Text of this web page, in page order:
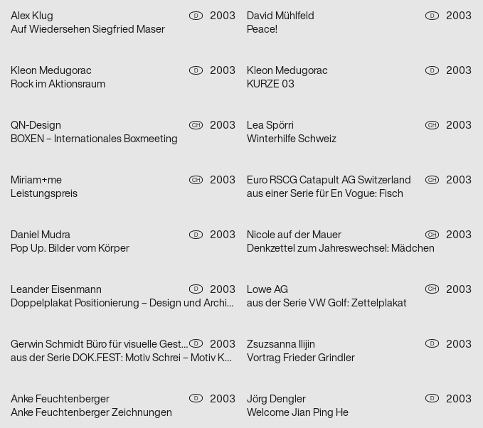
Alex Klug D
2003
Auf Wiedersehen Siegfried Maser
David Mühlfeld D
2003
Peace!
Kleon Medugorac D
2003
Rock im Aktionsraum
Kleon Medugorac D
2003
KURZE 03
QN-Design CH
2003
BOXEN – Internationales Boxmeeting
Lea Spörri CH
2003
Winterhilfe Schweiz
Miriam+me CH
2003
Leistungspreis
Euro RSCG Catapult AG Switzerland CH
2003
aus einer Serie für En Vogue: Fisch
Daniel Mudra D
2003
Pop Up. Bilder vom Körper
Nicole auf der Mauer CH
2003
Denkzettel zum Jahreswechsel: Mädchen
Leander Eisenmann D
2003
Doppelplakat Positionierung – Design und Architektur, von der Ausbildung zum Beruf?
Lowe AG CH
2003
aus der Serie VW Golf: Zettelplakat
Gerwin Schmidt Büro für visuelle Gestaltung D
2003
aus der Serie DOK.FEST: Motiv Schrei – Motiv Kuss
Zsuzsanna Ilijin D
2003
Vortrag Frieder Grindler
Anke Feuchtenberger D
2003
Anke Feuchtenberger Zeichnungen
Jörg Dengler D
2003
Welcome Jian Ping He